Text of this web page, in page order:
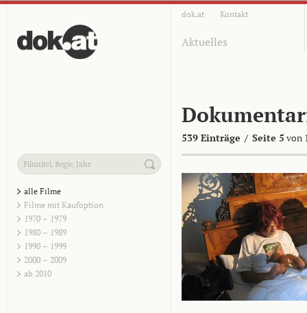
dok.at Kontakt
Aktuelles
539 Einträge / Seite 5 von
alle Filme
Filme mit Kaufoption
1970 – 1979
1980 – 1989
1990 – 1999
2000 – 2009
ab 2010